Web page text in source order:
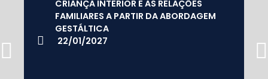
CRIANÇA INTERIOR E AS RELAÇÕES
FAMILIARES A PARTIR DA ABORDAGEM
GESTÁLTICA
22/01/2027